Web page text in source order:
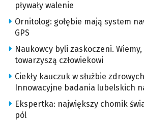
pływały walenie
Ornitolog: gołębie mają system
GPS
Naukowcy byli zaskoczeni.
towarzyszą człowiekowi
Ciekły kauczuk w służbie
Innowacyjne badania lubelskich
Ekspertka: największy chomik
pól